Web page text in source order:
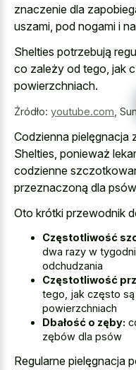
znaczenie dla
uszami, pod nogami i
Shelties potrzebują
co zależy od tego, jak
powierzchniach.
Źródło: youtube.com
Codzienna pielęgnacja
Shelties, ponieważ
codzienne
przeznaczoną dla
Oto krótki przewodnik
Częstotliwość
dwa razy w
odchudzania
Częstotliwość
tego, jak często
powierzchniach
Dbałość o zęby:
zębów dla psów
Regularne pielęgnacja